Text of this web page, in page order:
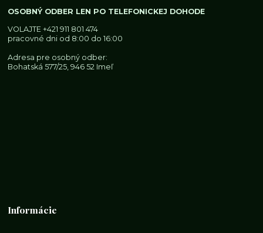
OSOBNÝ ODBER LEN PO TELEFONICKEJ DOHODE
VOLAJTE+421 911 801 474
pracovné dni od 8:00 do 16:00
Adresa pre osobný odber:
Bohatská 577/25, 946 52 Imeľ
Informácie